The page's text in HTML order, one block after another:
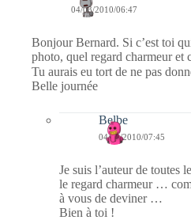
04/03/2010/06:47
Bonjour Bernard. Si c’est toi
photo, quel regard charmeur et
Tu aurais eu tort de ne pas
Belle journée
Belbe
04/03/2010/07:45
Je suis l’auteur de toutes
le regard charmeur …
à vous de deviner …
Bien à toi !